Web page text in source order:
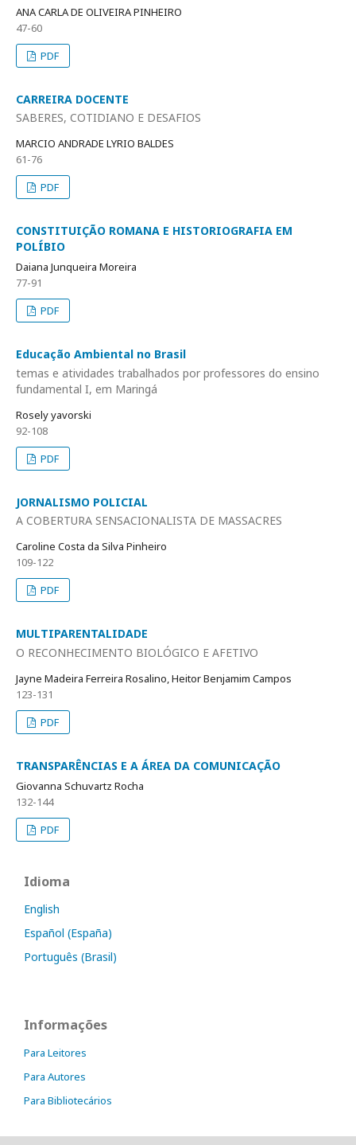
ANA CARLA DE OLIVEIRA PINHEIRO
47-60
PDF
CARREIRA DOCENTE
SABERES, COTIDIANO E DESAFIOS
MARCIO ANDRADE LYRIO BALDES
61-76
PDF
CONSTITUIÇÃO ROMANA E HISTORIOGRAFIA EM
POLÍBIO
Daiana Junqueira Moreira
77-91
PDF
Educação Ambiental no Brasil
temas e atividades trabalhados por professores do ensino
fundamental I, em Maringá
Rosely yavorski
92-108
PDF
JORNALISMO POLICIAL
A COBERTURA SENSACIONALISTA DE MASSACRES
Caroline Costa da Silva Pinheiro
109-122
PDF
MULTIPARENTALIDADE
O RECONHECIMENTO BIOLÓGICO E AFETIVO
Jayne Madeira Ferreira Rosalino, Heitor Benjamim Campos
123-131
PDF
TRANSPARÊNCIAS E A ÁREA DA COMUNICAÇÃO
Giovanna Schuvartz Rocha
132-144
PDF
Idioma
English
Español (España)
Português (Brasil)
Informações
Para Leitores
Para Autores
Para Bibliotecários